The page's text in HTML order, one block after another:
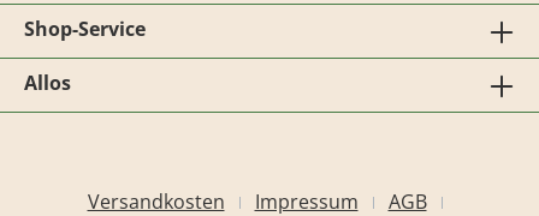
Shop-Service
Allos
Versandkosten Impressum AGB